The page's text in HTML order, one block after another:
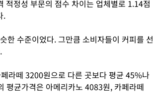
적정성 부문의 점수 차이는 업체별로 1.14점
.
한 수준이었다. 그만큼 소비자들이 커피를 선
라떼 3200원으로 다른 곳보다 평균 45%나
평균가격은 아메리카노 4083원, 카페라떼